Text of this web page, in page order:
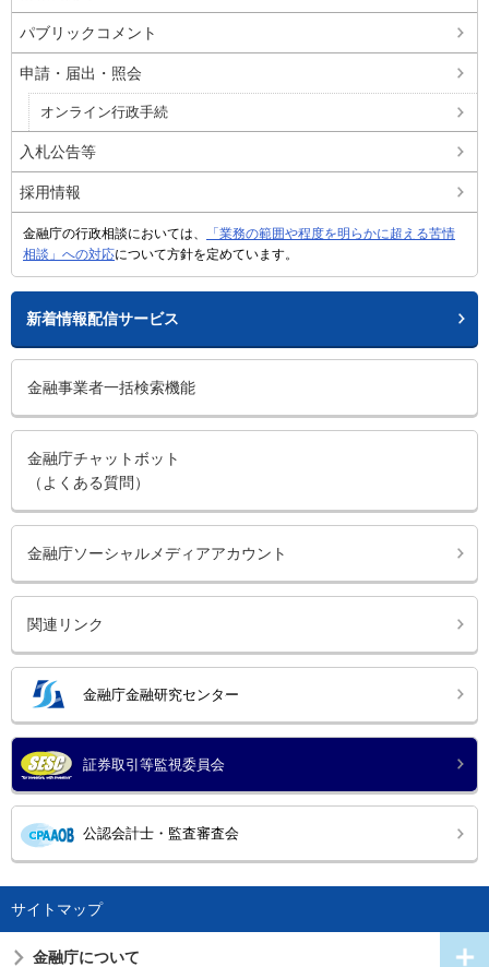
パブリックコメント
申請・届出・照会
オンライン行政手続
入札公告等
採用情報
金融庁の行政相談においては、
「業務の範囲や程度を明らかに超える苦情
相談」への対応について方針を定めています。
新着情報配信サービス
金融事業者一括検索機能
金融庁チャットボット
（よくある質問）
金融庁ソーシャルメディアアカウント
関連リンク
金融庁金融研究センター
証券取引等監視委員会
公認会計士・監査審査会
サイトマップ
金融庁について